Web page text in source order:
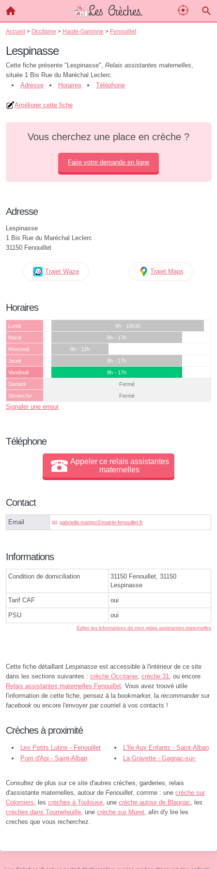
Accueil > Occitanie > Haute-Garonne > Fenouillet
Lespinasse
Cette fiche présente "Lespinasse", Relais assistantes maternelles,
située 1 Bis Rue du Maréchal Leclerc.
Adresse
Horaires Téléphone
Améliorer cette fiche
Vous cherchez une place en crèche ?
Faire votre demande en ligne
Adresse
Lespinasse
1 Bis Rue du Maréchal Leclerc
31150 Fenouillet
Trajet Waze Trajet Maps
Horaires
Lundi
8h - 18h30
Mardi
8h - 17h
Mercredi
8h - 12h
Jeudi
8h - 17h
Vendredi
8h - 17h
Samedi
Fermé
Dimanche
Fermé
Signaler une erreur
Téléphone
Appeler ce relais assistantes
maternelles
Contact
Email gabrielle.marigoⓐmairie-fenouillet.fr
Informations
Condition de domiciliation
31150 Fenouillet, 31150
Lespinasse
Tarif CAF oui
PSU oui
Éditer les informations de mon relais assistantes maternelles
Cette fiche détaillant Lespinasse est accessible à l'intérieur de ce site
dans les sections suivantes : crèche Occitanie, crèche 31, ou encore
Relais assistantes maternelles Fenouillet. Vous avez trouvé utile
l'information de cette fiche, pensez à la bookmarker, la recommandersur
facebook ou encore l'envoyer par courriel à vos contacts !
Crèches à proximité
Les Petits Lutins - Fenouillet
L'Ile Aux Enfants - Saint-Alban
Pom d'Api - Saint-Alban
La Gravette - Gagnac-sur-
Consultez de plus sur ce site d'autres crèches, garderies, relais
d'assistante maternelles, autour de Fenouillet, comme : une crèche sur
Colomiers, les crèches à Toulouse, une crèche autour de Blagnac, les
crèches dans Tournefeuille, une crèche sur Muret, afin d'y lire les
creches que vous recherchez.